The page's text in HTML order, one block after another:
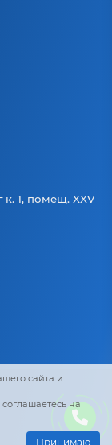
сайта и
на
Принимаю
к. 1, помещ. XXV